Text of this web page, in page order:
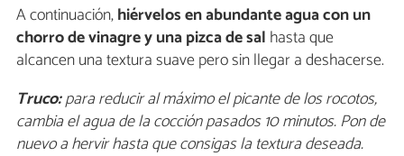
A continuación,hiérvelos en abundante agua con un
chorro de vinagre y una pizca de sal hasta que
alcancen una textura suave pero sin llegar a deshacerse.
Truco:para reducir al máximo el picante de los rocotos,
cambia el agua de la cocción pasados 10 minutos. Pon de
nuevo a hervir hasta que consigas la textura deseada.